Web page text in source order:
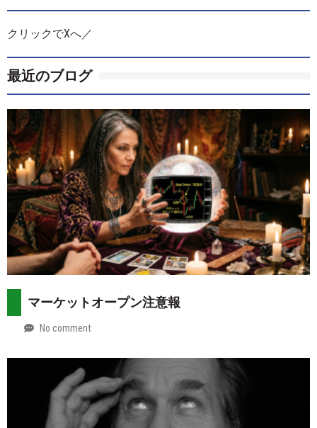
クリックでXへ／
最近のブログ
マーケットオープン注意報
by
No comment